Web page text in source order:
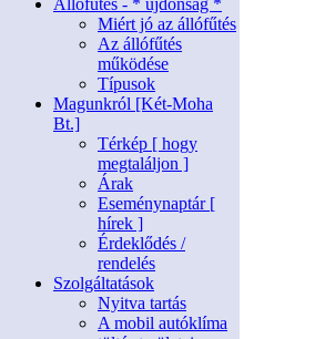
Állófűtés - * újdonság *
Miért jó az állófűtés
Az állófűtés
működése
Típusok
Magunkról [Két-Moha
Bt.]
Térkép [ hogy
megtaláljon ]
Árak
Eseménynaptár [
hírek ]
Érdeklődés /
rendelés
Szolgáltatások
Nyitva tartás
A mobil autóklíma